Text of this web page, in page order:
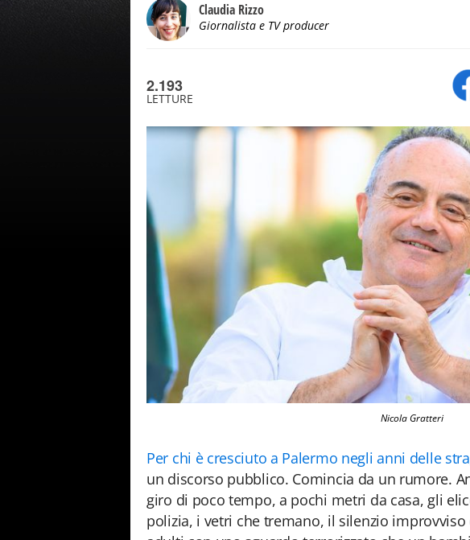
Claudia Rizzo
Giornalista e TV producer
2.193
LETTURE
Nicola Gratteri
Per chi è cresciuto a Palermo negli anni delle
un discorso pubblico. Comincia da un rumore.
giro di poco tempo, a pochi metri da casa, gli
polizia, i vetri che tremano, il silenzio